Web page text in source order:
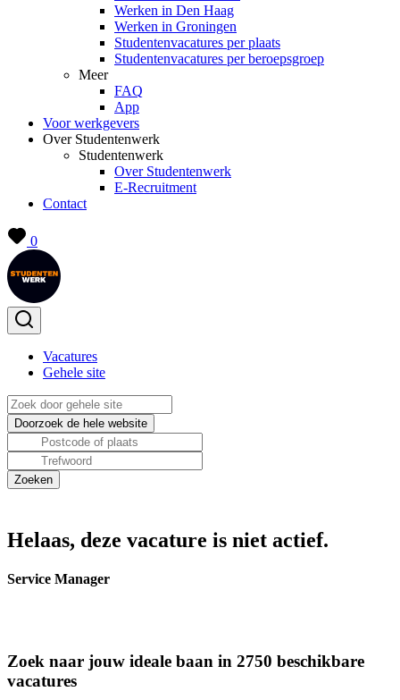
Werken in Den Haag
Werken in Groningen
Studentenvacatures per plaats
Studentenvacatures per beroepsgroep
Meer
FAQ
App
Voor werkgevers
Over Studentenwerk
Studentenwerk
Over Studentenwerk
E-Recruitment
Contact
0
Vacatures
Gehele site
Helaas, deze vacature is niet actief.
Service Manager
Zoek naar jouw ideale baan in 2750 beschikbare
vacatures